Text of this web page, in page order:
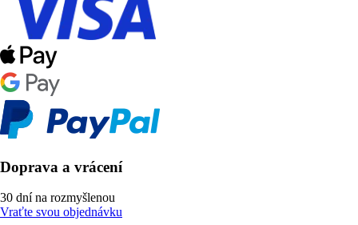
Doprava a vrácení
30 dní na rozmyšlenou
Vraťte svou objednávku